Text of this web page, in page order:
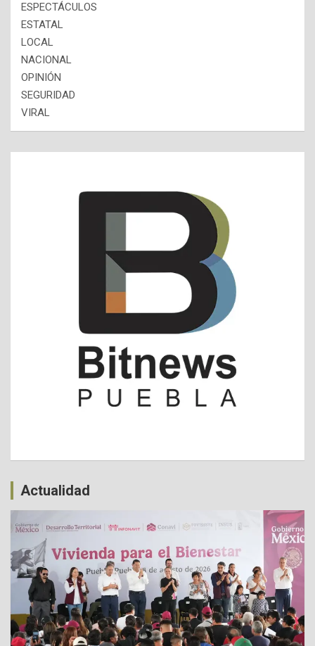
ESPECTÁCULOS
ESTATAL
LOCAL
NACIONAL
OPINIÓN
SEGURIDAD
VIRAL
Actualidad